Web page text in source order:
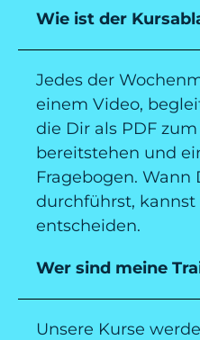
Wie ist der
Jedes der
einem Video,
die Dir als PDF
bereitstehen und
Fragebogen. Wann
durchführst, kannst
entscheiden.
Wer sind meine
Unsere Kurse